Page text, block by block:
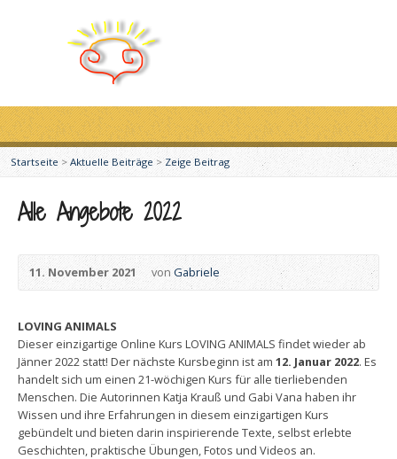
Startseite>Aktuelle Beiträge>Zeige Beitrag
Alle Angebote 2022
11. November 2021 vonGabriele
LOVING ANIMALS
Dieser einzigartige Online Kurs LOVING ANIMALS findet wieder ab
Jänner 2022 statt! Der nächste Kursbeginn ist am 12. Januar 2022. Es
handelt sich um einen 21-wöchigen Kurs für alle tierliebenden
Menschen. Die Autorinnen Katja Krauß und Gabi Vana haben ihr
Wissen und ihre Erfahrungen in diesem einzigartigen Kurs
gebündelt und bieten darin inspirierende Texte, selbst erlebte
Geschichten, praktische Übungen, Fotos und Videos an.